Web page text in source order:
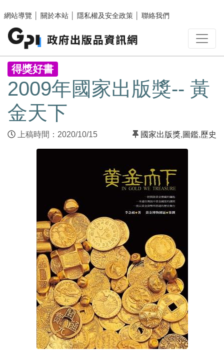
網站導覽
關於本站 隱私權及安全政策 聯絡我們
:::
得獎好書
2009年國家出版獎-- 黃
金天下
上稿時間：2020/10/15 國家出版獎,圖鑑,歷史